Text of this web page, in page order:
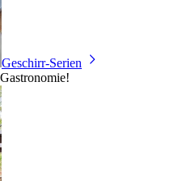
Geschirr-Serien